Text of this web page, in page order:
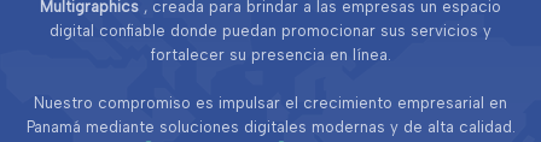
Multigraphics , creada para brindar a las empresas un espacio
digital confiable donde puedan promocionar sus servicios y
fortalecer su presencia en línea.
Nuestro compromiso es impulsar el crecimiento empresarial en
Panamá mediante soluciones digitales modernas y de alta calidad.